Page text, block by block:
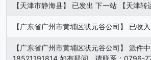
【天津市静海县】 已发出 下一站 【天津转
【广东省广州市黄埔区状元谷公司】 已收入
【广东省广州市黄埔区状元谷公司】 派件